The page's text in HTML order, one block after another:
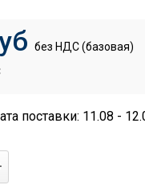
без НДС (базовая)
поставки: 11.08 -